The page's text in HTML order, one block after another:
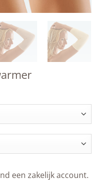
een zakelijk account.